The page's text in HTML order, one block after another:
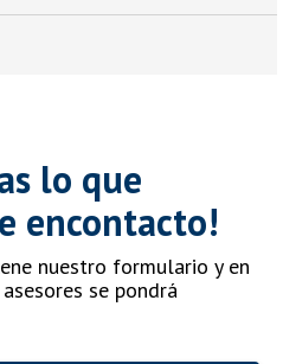
lo que
encontacto!
nuestro formulario y en
se pondrá